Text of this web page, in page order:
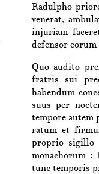
Radulpho
venerat,
injuriam
defensor eorum
Quo audito
fratris sui
habendum
suus per
tempore autem
ratum et
proprio sigillo
monachorum :
tunc temporis